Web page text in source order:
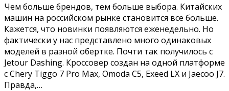
Чем больше брендов, тем больше выбора. Китайских
машин на российском рынке становится все больше.
Кажется, что новинки появляются еженедельно. Но
фактически у нас представлено много одинаковых
моделей в разной обертке. Почти так получилось с
Jetour Dashing. Кроссовер создан на одной платформе
с Chery Tiggo 7 Pro Max, Omoda C5, Exeed LX и Jaecoo J7.
Правда,…